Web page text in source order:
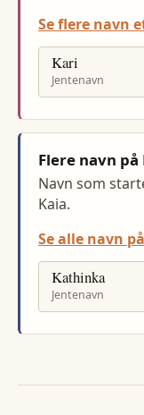
Se flere navn
Kari
Jentenavn
Flere navn på
Navn som
Kaia.
Se alle navn
Kathinka
Jentenavn